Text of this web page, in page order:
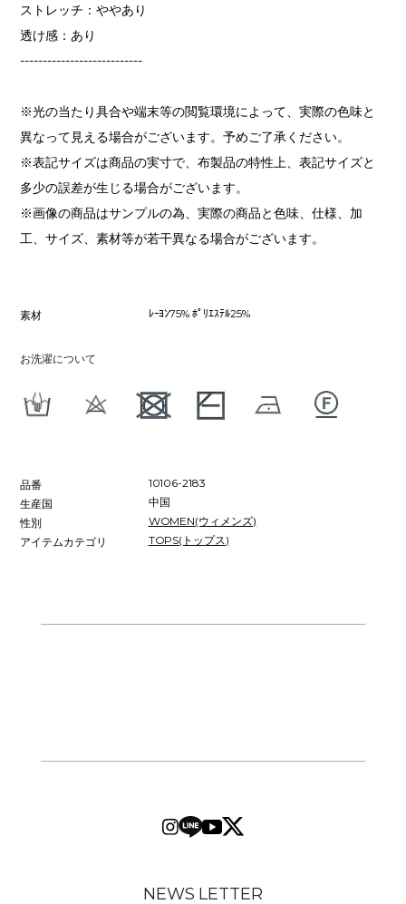
ストレッチ：ややあり
透け感：あり
---------------------------
※光の当たり具合や端末等の閲覧環境によって、実際の色味と
異なって見える場合がございます。予めご了承ください。
※表記サイズは商品の実寸で、布製品の特性上、表記サイズと
多少の誤差が生じる場合がございます。
※画像の商品はサンプルの為、実際の商品と色味、仕様、加
工、サイズ、素材等が若干異なる場合がございます。
素材 ﾚｰﾖﾝ75% ﾎﾟﾘｴｽﾃﾙ25%
お洗濯について
品番
10106-2183
生産国
中国
性別
WOMEN(ウィメンズ)
アイテムカテゴリ
TOPS(トップス)
NEWS LETTER